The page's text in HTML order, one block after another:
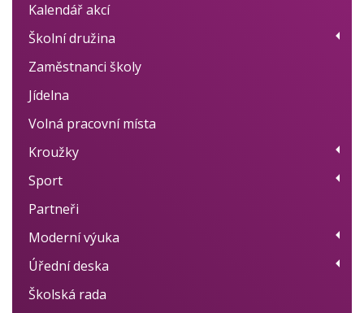
Kalendář akcí
Školní družina
Provoz
Fotogalerie
Dokumenty
BELLhop systém
Zaměstnanci školy
Jídelna
Volná pracovní místa
Kroužky
Přehled kroužků
Sport
Plán akcí
Výsledky
Partneři
Moderní výuka
Moderní metody učení
Projekty
Úřední deska
Úřední deska
Školská rada